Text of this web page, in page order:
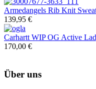
Armedangels Rib Knit
139,95 €
Carhartt WIPOG Active
170,00 €
Über uns